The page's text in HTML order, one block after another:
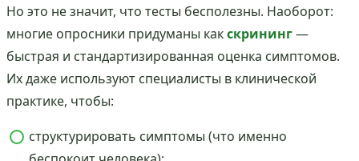
Но это не значит, что тесты бесполезны. Наоборот:
многие опросники придуманы какскрининг—
быстрая и стандартизированная оценка симптомов.
Их даже используют специалисты в клинической
практике, чтобы:
структурировать симптомы (что именно